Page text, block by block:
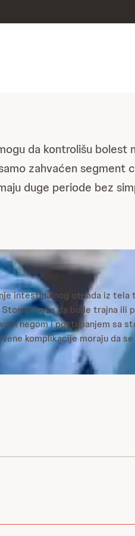
da kontrolišu bolest
zahvaćen segment
duge periode bez
intestinalnog otpada iz
može da bude trajna ili
negom i postupanjem sa
komplikacije moraju da